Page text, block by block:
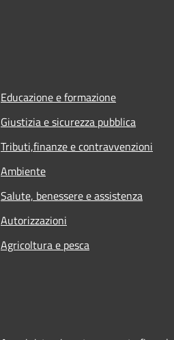
Educazione e formazione
Giustizia e sicurezza pubblica
Tributi,finanze e contravvenzioni
Ambiente
Salute, benessere e assistenza
Autorizzazioni
Agricoltura e pesca